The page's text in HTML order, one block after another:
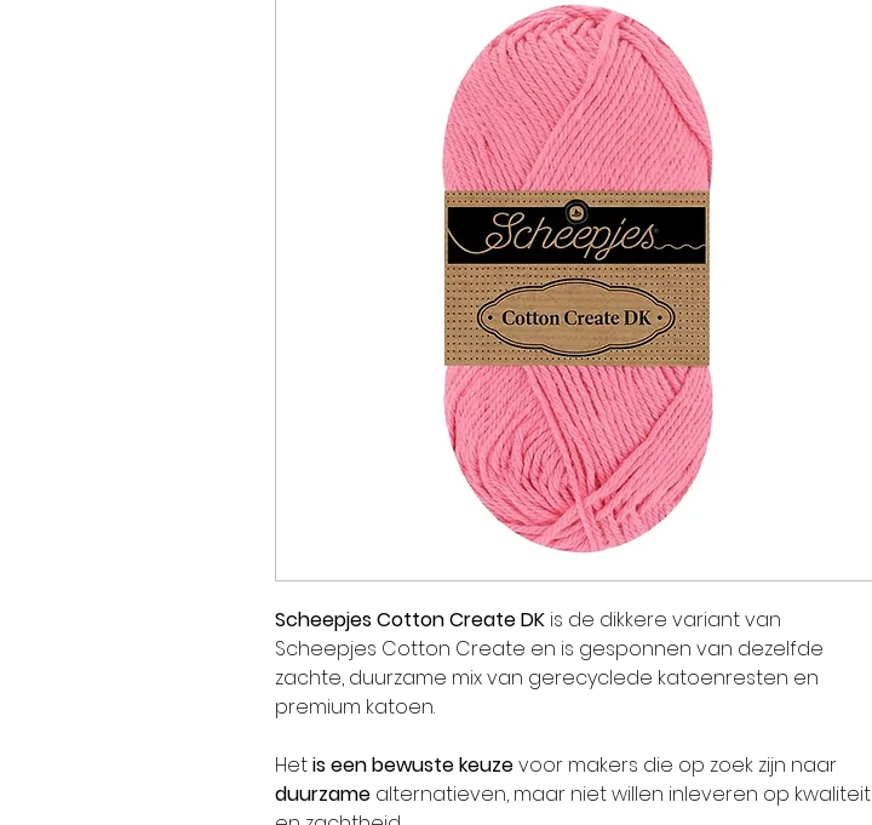
Scheepjes Cotton Create DK is de dikkere variant van
Scheepjes Cotton Create en is gesponnen van dezelfde
zachte, duurzame mix van gerecyclede katoenresten en
premium katoen.
Hetis een bewuste keuzevoor makers die op zoek zijn naar
duurzame alternatieven, maar niet willen inleveren op kwaliteit